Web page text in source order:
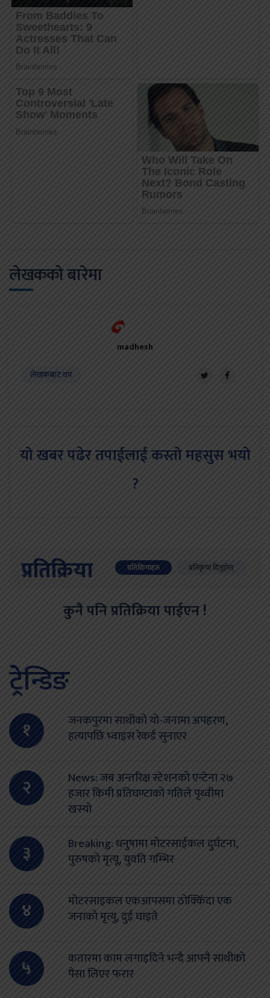
लेखकको बारेमा
madhesh
लेखकबाट थप
यो खबर पढेर तपाईलाई कस्तो महसुस भयो
?
प्रतिक्रिया प्रतिक्रियाहरु प्रतिकृया दिनुहोस्
कुनै पनि प्रतिक्रिया पाईएन !
ट्रेन्डिङ
१
जनकपुरमा साथीको यो-जनामा अपहरण,
हत्यापछि भ्वाइस रेकर्ड सुनाएर
२
News: जब अन्तरिक्ष स्टेशनको एन्टेना २७
हजार किमी प्रतिघण्टाको गतिले पृथ्वीमा
खस्यो
३
Breaking: धनुषामा मोटरसाईकल दुर्घटना,
पुरुषको मृत्यू, युवति गम्भिर
४
मोटरसाइकल एकआपसमा ठोक्किँदा एक
जनाको मृत्यु, दुई घाइते
५
कतारमा काम लगाइदिने भन्दै आफ्नै साथीको
पैसा लिएर फरार